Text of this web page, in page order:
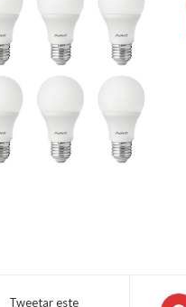
Tweetar este